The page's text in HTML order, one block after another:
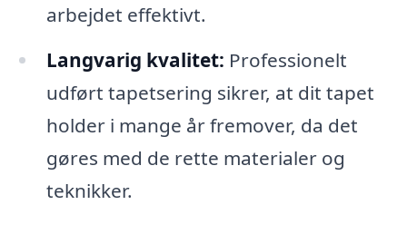
arbejdet effektivt.
Langvarig kvalitet: Professionelt
udført tapetsering sikrer, at dit tapet
holder i mange år fremover, da det
gøres med de rette materialer og
teknikker.